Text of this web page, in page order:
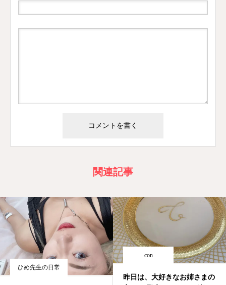
関連記事
ひめ先生の日常
con
昨日は、大好きなお姉さまの